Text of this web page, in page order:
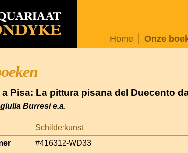
Home Onze
a Pisa: La pittura pisana del Duecento
Burresi e.a.
Schilderkunst
#416312-WD33